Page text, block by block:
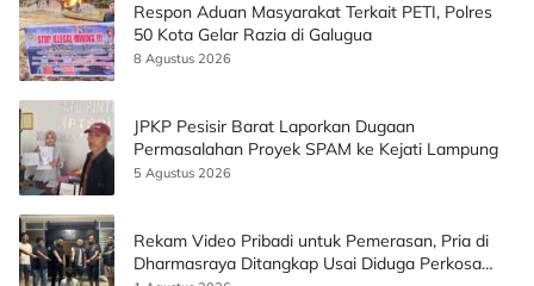
Respon Aduan Masyarakat Terkait PETI, Polres
50 Kota Gelar Razia di Galugua
8 Agustus 2026
JPKP Pesisir Barat Laporkan Dugaan
Permasalahan Proyek SPAM ke Kejati Lampung
5 Agustus 2026
Rekam Video Pribadi untuk Pemerasan, Pria di
Dharmasraya Ditangkap Usai Diduga Perkosa